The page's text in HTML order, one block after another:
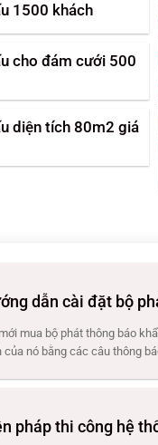
1500 khách
cho đám cưới 500
diện tích 80m2 giá
dẫn cài đặt bộ
mua bộ phát thông báo
của nó bằng các câu thông
pháp thi công hệ